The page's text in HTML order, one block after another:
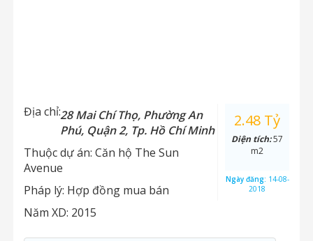
Địa chỉ:28 Mai Chí Thọ, Phường An
Phú, Quận 2, Tp. Hồ Chí Minh
Thuộc dự án: Căn hộ The Sun
Avenue
Pháp lý: Hợp đồng mua bán
Năm XD: 2015
2.48 Tỷ
Diện tích:57
m2
Ngày đăng: 14-08-
2018